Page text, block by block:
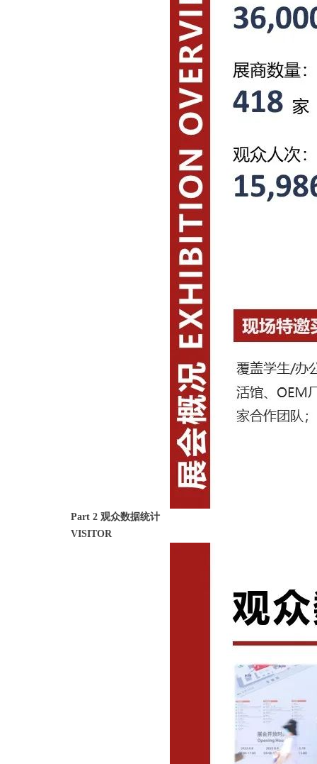
Part 2 观众数据统计
VISITOR